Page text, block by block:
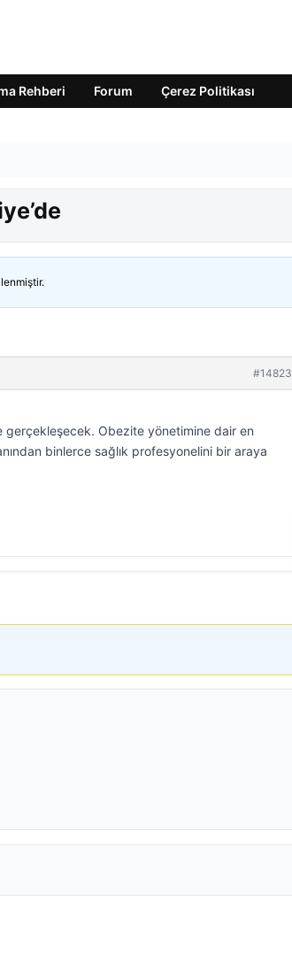
Rehberi Forum Çerez Politikası
#14823
gerçekleşecek. Obezite yönetimine dair en
binlerce sağlık profesyonelini bir araya